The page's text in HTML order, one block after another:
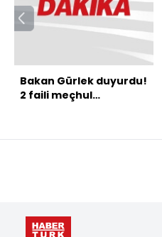
Bakan Gürlek duyurdu!
2 faili meçhul